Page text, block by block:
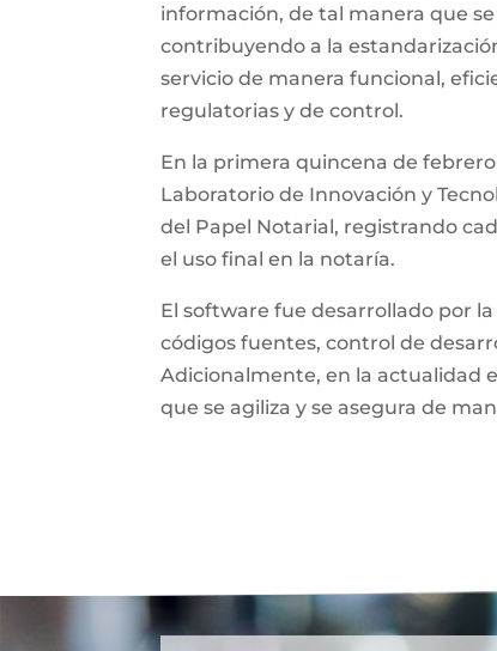
información, de tal manera que
contribuyendo a la
servicio de manera funcional,
regulatorias y de control.
En la primera quincena de
Laboratorio de Innovación y
del Papel Notarial, registrando
el uso final en la notaría.
El software fue desarrollado por
códigos fuentes, control de
Adicionalmente, en la actualidad
que se agiliza y se asegura de